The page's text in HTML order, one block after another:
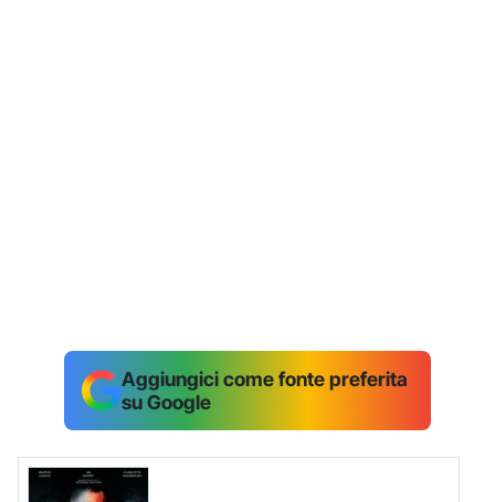
Aggiungici come fonte preferita
su Google